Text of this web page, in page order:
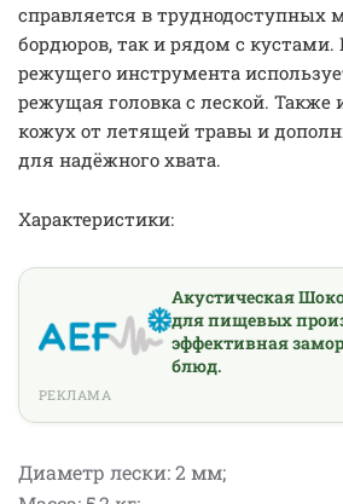
справляется в труднодоступных
бордюров, так и рядом с кустами.
режущего инструмента
режущая головка с леской.
кожух от летящей травы и
для надёжного хвата.
Характеристики:
Акустическая
для пищевых
эффективная
блюд.
РЕКЛАМА
Диаметр лески: 2 мм;